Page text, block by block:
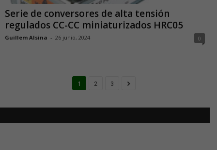
Serie de conversores de alta tensión
regulados CC-CC miniaturizados HRC05
Guillem Alsina - 26 junio, 2024 0
1 2 3